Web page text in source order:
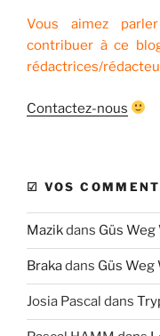
Vous aimez
contribuer à ce
rédactrices/
Contactez-nous
☑ VOS
Mazikdans Güs
Brakadans Güs Weg
Josia Pascal dans